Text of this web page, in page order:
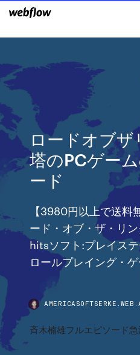
ロードオブ
塔のPCゲー
ード
【3980円以上で送料
ード・オブ・ザ・リ
hitsソフト:プレイス
ロールプレイング・
斉木楠雄フルエピソード